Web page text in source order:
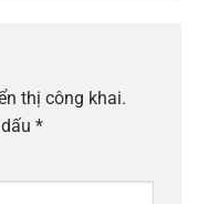
thị công khai.
*